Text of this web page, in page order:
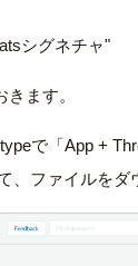
シグネチャ"
ます。
で「App +
ファイルをダ